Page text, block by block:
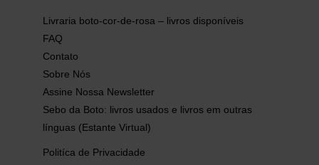
Livraria boto-cor-de-rosa – livros disponíveis
FAQ
Contato
Sobre Nós
Assine Nossa Newsletter
Sebo da Boto: livros usados e livros em outras
línguas (Estante Virtual)
Politíca de Privacidade